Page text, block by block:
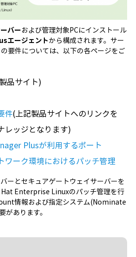
バーおよび管理対象PCにインストール
エージェントから構成されます。サー
要件については、以下の各ページをご
品サイト)
件(上記製品サイトへのリンクを
レッジとなります)
Plusが利用するポート
ワーク環境におけるパッチ管理
ーとセキュアゲートウェイサーバーを
Hat Enterprise Linuxのパッチ管理を行
情報および指定システム(Nominate
あります。